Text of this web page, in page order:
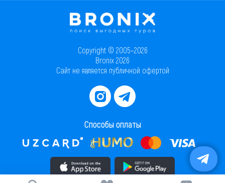
Copyright © 2005–2026
Bronix 2026
Сайт не является публичной офертой
Способы оплаты
Скачать приложение в AppStore Скачать приложение в PlayMarket